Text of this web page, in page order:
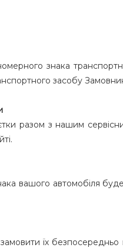
знака
засобу
разом з нашим
вашого автомобіля
замовити їх